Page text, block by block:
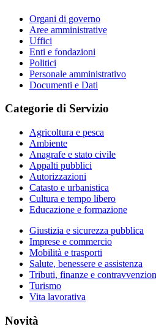
Organi di governo
Aree amministrative
Uffici
Enti e fondazioni
Politici
Personale amministrativo
Documenti e Dati
Categorie di Servizio
Agricoltura e pesca
Ambiente
Anagrafe e stato civile
Appalti pubblici
Autorizzazioni
Catasto e urbanistica
Cultura e tempo libero
Educazione e formazione
Giustizia e sicurezza pubblica
Imprese e commercio
Mobilità e trasporti
Salute, benessere e assistenza
Tributi, finanze e
Turismo
Vita lavorativa
Novità